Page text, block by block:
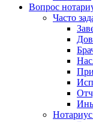
Вопрос
Часто
Нотариус